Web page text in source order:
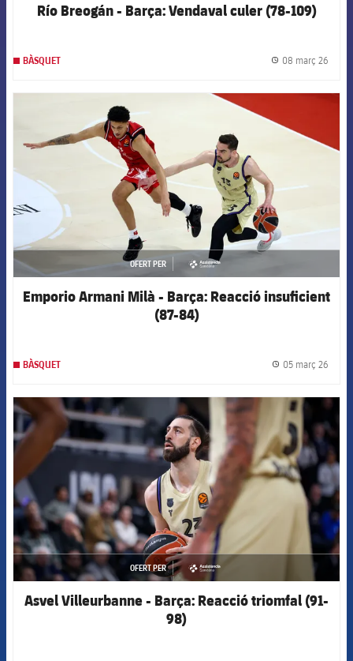
Río Breogán - Barça: Vendaval culer (78-109)
BÀSQUET 08 març 26
FCB Barcelona badge
OFERT PER
asistencia
Emporio Armani Milà - Barça: Reacció insuficient
(87-84)
BÀSQUET 05 març 26
FCB Barcelona badge
OFERT PER
asistencia
Asvel Villeurbanne - Barça: Reacció triomfal (91-
98)